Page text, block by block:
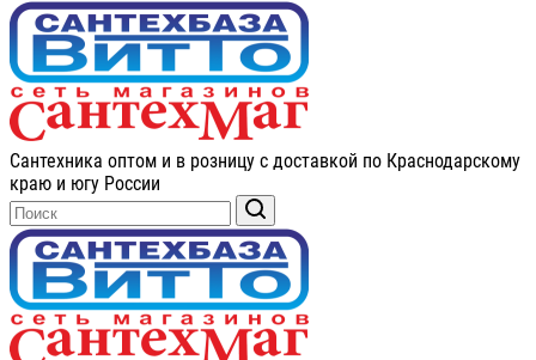
Сантехника оптом и в розницу с доставкой по Краснодарскому
краю и югу России